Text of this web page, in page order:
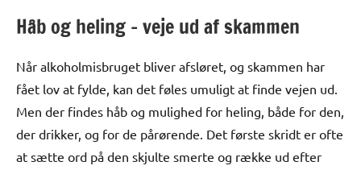
Håb og heling – veje ud af skammen
Når alkoholmisbruget bliver afsløret, og skammen har
fået lov at fylde, kan det føles umuligt at finde vejen ud.
Men der findes håb og mulighed for heling, både for den,
der drikker, og for de pårørende. Det første skridt er ofte
at sætte ord på den skjulte smerte og række ud efter